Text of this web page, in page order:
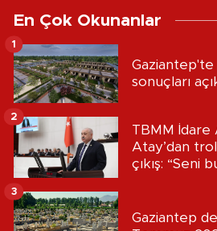
En Çok Okunanlar
sonuçları
1
TBMM
Atay’dan
çıkış: “Seni
2
Gaziantep
3